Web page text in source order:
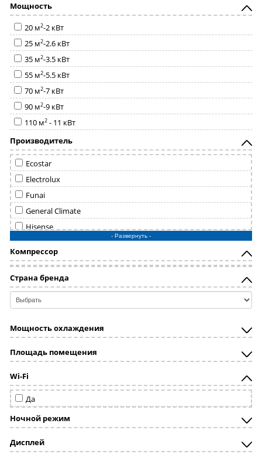
Мощность
20 м2-2 кВт
25 м2-2.6 кВт
35 м2-3.5 кВт
55 м2-5.5 кВт
70 м2-7 кВт
90 м2-9 кВт
110 м2 - 11 кВт
Производитель
Ecostar
Electrolux
Funai
General Climate
Hisense
Royal Clima
zanussi
- Развернуть -
Компрессор
Страна бренда
Мощность охлаждения
Площадь помещения
Wi-Fi
Да
Ночной режим
Дисплей